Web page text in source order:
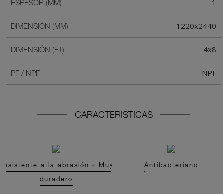
ESPESOR (MM) 1
DIMENSIÓN (MM) 1220x2440
DIMENSIÓN (FT) 4x8
PF / NPF NPF
CARACTERISTICAS
a la abrasión - Muy
duradero
Antibacteriano